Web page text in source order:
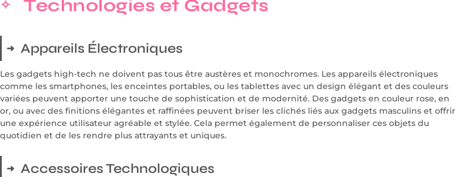
Technologies et Gadgets
Appareils Électroniques
Les gadgets high-tech ne doivent pas tous être austères et monochromes. Les appareils électroniques
comme les smartphones, les enceintes portables, ou les tablettes avec un design élégant et des couleurs
variées peuvent apporter une touche de sophistication et de modernité. Des gadgets en couleur rose, en
or, ou avec des finitions élégantes et raffinées peuvent briser les clichés liés aux gadgets masculins et offrir
une expérience utilisateur agréable et stylée. Cela permet également de personnaliser ces objets du
quotidien et de les rendre plus attrayants et uniques.
Accessoires Technologiques